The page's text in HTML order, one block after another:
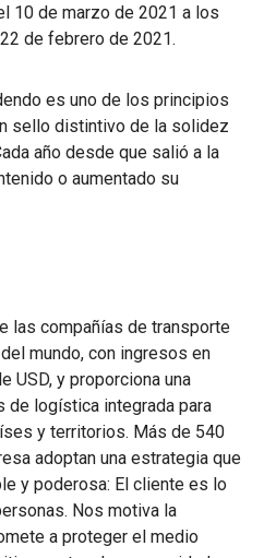
10 de marzo de 2021 a los
de febrero de 2021.
es uno de los principios
sello distintivo de la solidez
año desde que salió a la
o aumentado su
las compañías de transporte
mundo, con ingresos en
USD, y proporciona una
de logística integrada para
y territorios. Más de 540
adoptan una estrategia que
y poderosa: El cliente es lo
Nos motiva la
a proteger el medio